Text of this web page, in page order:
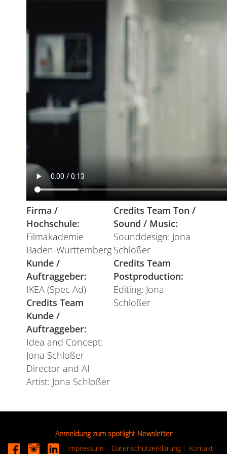
Firma /
Hochschule:
Filmakademie
Baden-Württemberg
Kunde /
Auftraggeber:
IKEA (Spec Ad)
Credits Team
Kunde /
Auftraggeber:
Idea and Concept:
Jona Schloßer
Director and AI
Artist: Jona Schloßer
Credits Team Ton /
Sound / Music:
Sounddesign: Jona
Schloßer
Credits Team
Postproduction:
Editing: Jona
Schloßer
Anmeldung zum spotlight Newsletter
Impressum| Datenschutzerklärung| Kontakt|